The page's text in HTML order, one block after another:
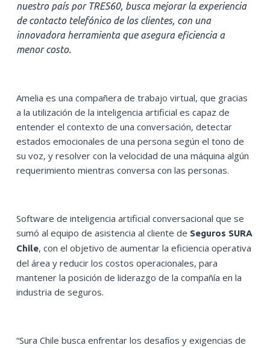
nuestro país por TRES60, busca mejorar la experiencia
de contacto telefónico de los clientes, con una
innovadora herramienta que asegura eficiencia a
menor costo.
Amelia es una compañera de trabajo virtual, que gracias
a la utilización de la inteligencia artificial es capaz de
entender el contexto de una conversación, detectar
estados emocionales de una persona según el tono de
su voz, y resolver con la velocidad de una máquina algún
requerimiento mientras conversa con las personas.
Software de inteligencia artificial conversacional que se
sumó al equipo de asistencia al cliente de Seguros SURA
Chile, con el objetivo de aumentar la eficiencia operativa
del área y reducir los costos operacionales, para
mantener la posición de liderazgo de la compañía en la
industria de seguros.
“Sura Chile busca enfrentar los desafíos y exigencias de